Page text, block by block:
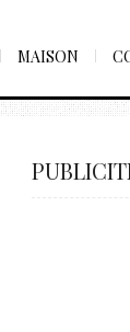
MAISON